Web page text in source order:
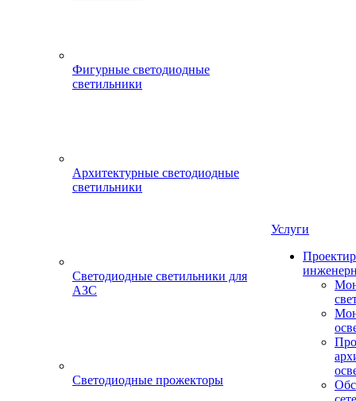
Фигурные светодиодные
светильники
Архитектурные светодиодные
светильники
Светодиодные светильники для
АЗС
Светодиодные прожекторы
Услуги